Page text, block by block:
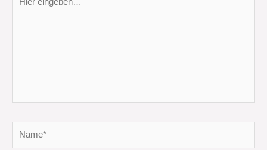
eingeben…